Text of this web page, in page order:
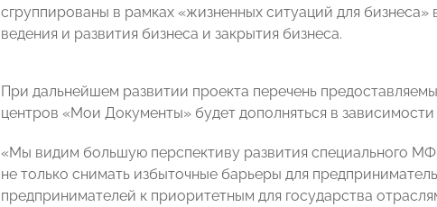
сгруппированы в рамках «жизненных ситуаций для бизнеса»
ведения и развития бизнеса и закрытия бизнеса.
При дальнейшем развитии проекта перечень
центров «Мои Документы» будет дополняться в
«Мы видим большую перспективу развития специального
не только снимать избыточные барьеры для
предпринимателей к приоритетным для государства